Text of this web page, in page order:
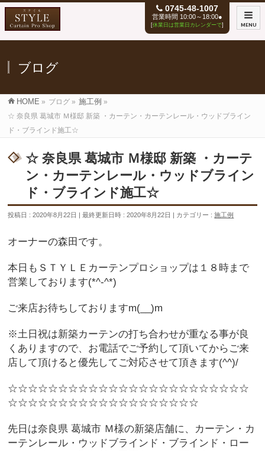
0745-48-1007
営業時間 10:00～18:00●
[休業日は営業日カレンダーで] MENU
ブログ
HOME » ブログ » 施工例 »
☆ 奈良県 葛城市 Ｍ様邸 新築 ・カーテン・カーテンレール・ウッドブライン
ド・ブラインド施工☆
☆ 奈良県 葛城市 Ｍ様邸 新築 ・カーテ
ン・カーテンレール・ウッドブライン
ド・ブラインド施工☆
投稿日 : 2020年8月22日 最終更新日時 : 2020年8月22日 カテゴリー :施工例
オーナーの森田です。
本日もＳＴＹＬＥカーテンプロショップは１８時まで
営業しております(*^-^*)
ご来店お待ちしておりますm(__)m
※土日祝は新築カーテンの打ち合わせが重なる事が良
くありますので、お電話でご予約して頂いてからご来
店して頂けると優先してご対応させて頂きます(^^)/
☆☆☆☆☆☆☆☆☆☆☆☆☆☆☆☆☆☆☆☆☆☆☆☆
☆☆☆☆☆☆☆☆☆☆☆☆☆☆☆☆☆☆☆
先日は奈良県 葛城市 Ｍ様の新築店舗に、カーテン・カ
ーテンレール・ウッドブラインド・ブラインド・ロー